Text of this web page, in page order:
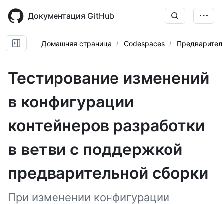
main
content
Документация GitHub
Домашняя страница Codespaces
Тестирование изменений
в конфигурации
контейнеров разработки
в ветви с поддержкой
предварительной сборки
При изменении конфигурации